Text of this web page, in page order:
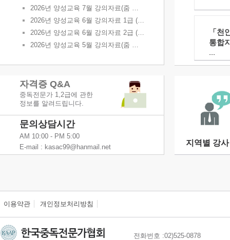
2026년 양성교육 7월 강의자료(줌 동영상 강의)
2026년 양성교육 6월 강의자료 1급 (대면 동영상 강의)
2026년 양성교육 6월 강의자료 2급 (대면 동영상 강의)
2026년 양성교육 5월 강의자료(줌 동영상 강의)
자격증 Q&A
중독전문가 1,2급에 관한
정보를 알려드립니다.
문의상담시간
AM 10:00 - PM 5:00
E-mail : kasac99@hanmail.net
「천
통합
...
지역별 강
이용약관 개인정보처리방침
전화번호 :02)525-0878